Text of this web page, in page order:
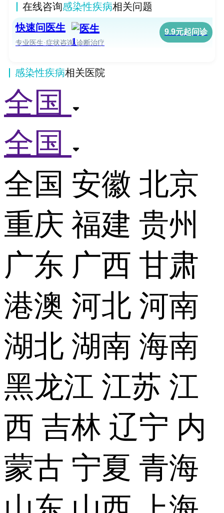
在线咨询感染性疾病相关问题
快速问医生
专业医生·症状咨询·诊断治疗
9.9元起问诊
感染性疾病相关医院
全国
全国
全国 安徽 北京
重庆 福建 贵州
广东 广西 甘肃
港澳 河北 河南
湖北 湖南 海南
黑龙江 江苏 江
西 吉林 辽宁 内
蒙古 宁夏 青海